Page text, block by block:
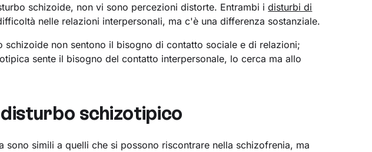
schizoide, non vi sono percezioni distorte. Entrambi idisturbi di
nelle relazioni interpersonali, ma c'è una differenza sostanziale.
schizoide non sentono il bisogno di contatto sociale e di relazioni;
sente il bisogno del contatto interpersonale, lo cerca ma allo
schizotipico
sono simili a quelli che si possono riscontrare nella schizofrenia, ma